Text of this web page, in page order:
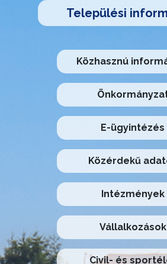
Települési
Közhasznú
E-ügyintézés
Közérdekű
Intézmények
Vállalkozások
Civil- és